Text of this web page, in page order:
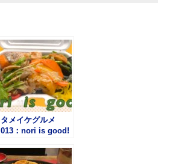
タメイケグルメ
013：nori is good!